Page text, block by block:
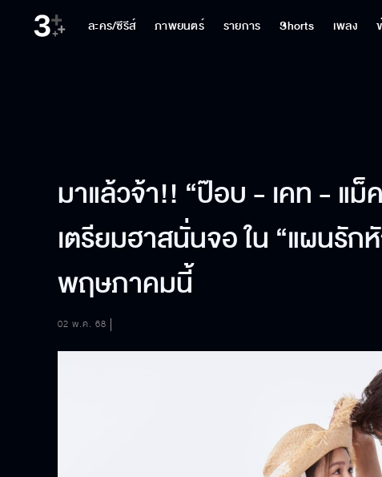
ละคร/ซีรีส์ ภาพยนตร์ รายการ Shorts เพลง
มาแล้วจ้า!! “ป๊อบ - เคท - แ
เตรียมฮาสนั่นจอ ใน “แผนรัก
พฤษภาคมนี้
02 พ.ค. 68